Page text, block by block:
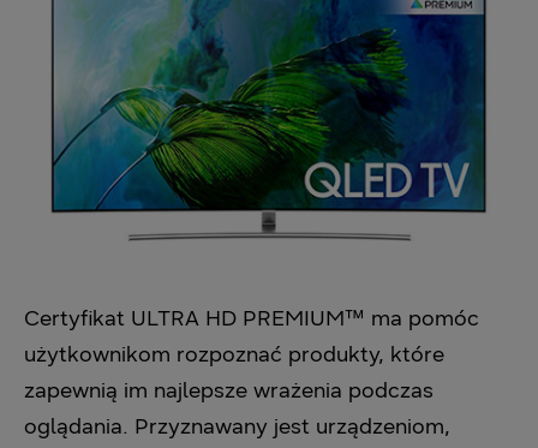
Certyfikat ULTRA HD PREMIUM™ ma pomóc
użytkownikom rozpoznać produkty, które
zapewnią im najlepsze wrażenia podczas
oglądania. Przyznawany jest urządzeniom,